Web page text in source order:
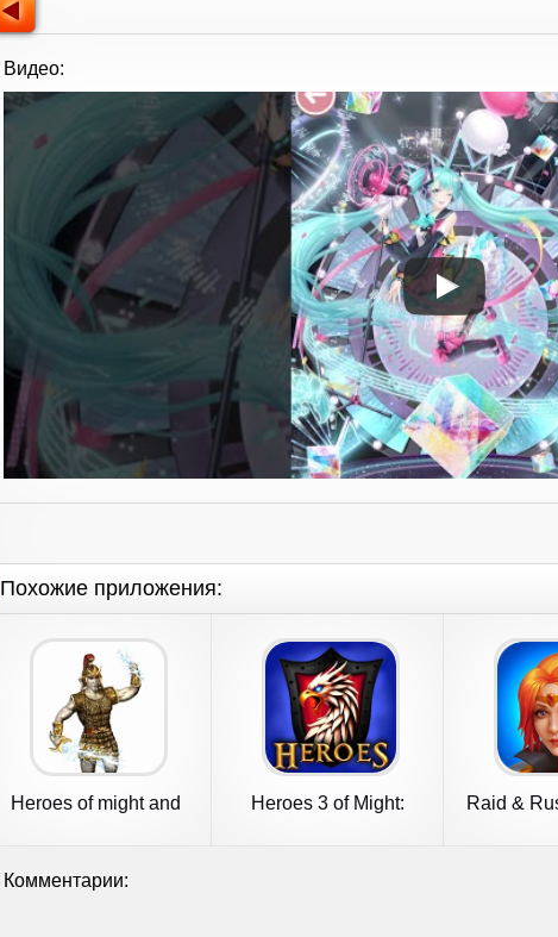
Видео:
Похожие приложения:
Heroes of might and
Heroes 3 of Might:
Raid &
Комментарии: